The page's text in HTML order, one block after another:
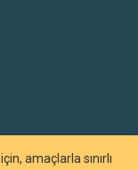
amaçlarla sınırlı